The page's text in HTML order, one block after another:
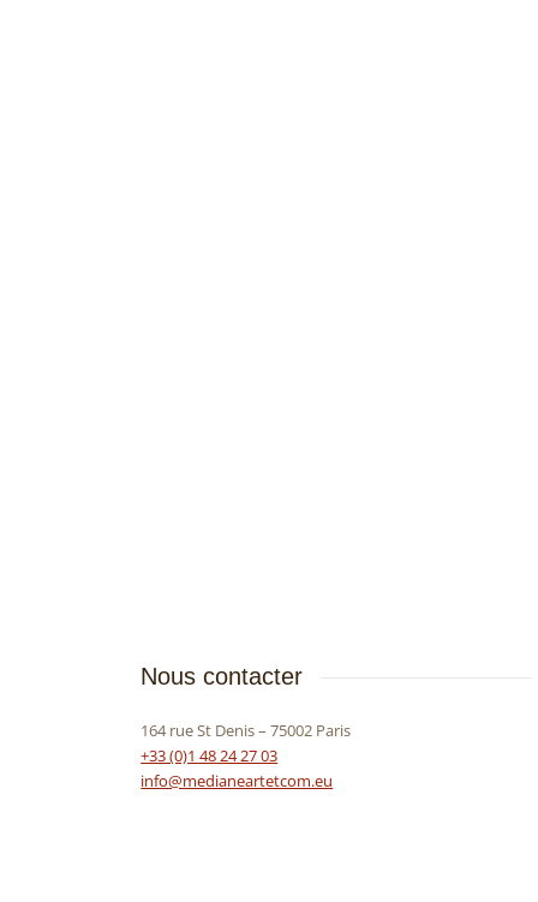
Nous contacter
164 rue St Denis – 75002 Paris
+33 (0)1 48 24 27 03
info@medianeartetcom.eu